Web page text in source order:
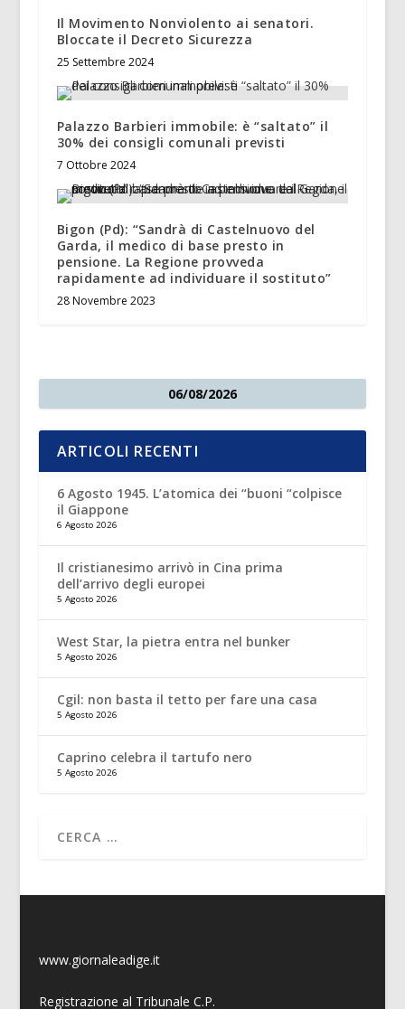
Il Movimento Nonviolento ai senatori.
Bloccate il Decreto Sicurezza
25 Settembre 2024
Palazzo Barbieri immobile: è “saltato” il
30% dei consigli comunali previsti
7 Ottobre 2024
Bigon (Pd): “Sandrà di Castelnuovo del
Garda, il medico di base presto in
pensione. La Regione provveda
rapidamente ad individuare il sostituto”
28 Novembre 2023
06/08/2026
ARTICOLI RECENTI
6 Agosto 1945. L’atomica dei “buoni “colpisce
il Giappone
6 Agosto 2026
Il cristianesimo arrivò in Cina prima
dell’arrivo degli europei
5 Agosto 2026
West Star, la pietra entra nel bunker
5 Agosto 2026
Cgil: non basta il tetto per fare una casa
5 Agosto 2026
Caprino celebra il tartufo nero
5 Agosto 2026
www.giornaleadige.it
Registrazione al Tribunale C.P.